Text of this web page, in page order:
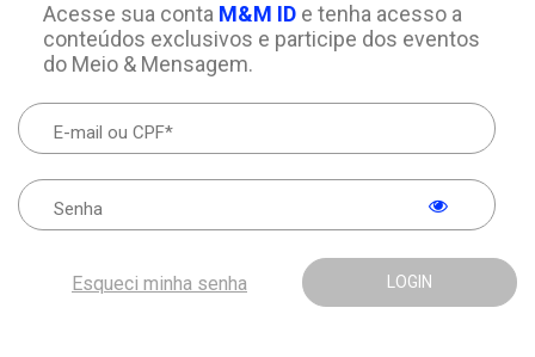
Acesse sua conta M&M IDe tenha acesso a
conteúdos exclusivos e participe dos eventos
do Meio & Mensagem.
LOGIN
Esqueci minha senha